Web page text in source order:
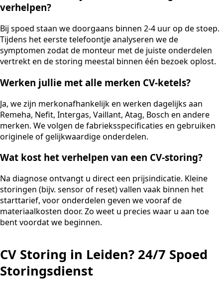
verhelpen?
Bij spoed staan we doorgaans binnen 2-4 uur op de stoep.
Tijdens het eerste telefoontje analyseren we de
symptomen zodat de monteur met de juiste onderdelen
vertrekt en de storing meestal binnen één bezoek oplost.
Werken jullie met alle merken CV-ketels?
Ja, we zijn merkonafhankelijk en werken dagelijks aan
Remeha, Nefit, Intergas, Vaillant, Atag, Bosch en andere
merken. We volgen de fabrieksspecificaties en gebruiken
originele of gelijkwaardige onderdelen.
Wat kost het verhelpen van een CV-storing?
Na diagnose ontvangt u direct een prijsindicatie. Kleine
storingen (bijv. sensor of reset) vallen vaak binnen het
starttarief, voor onderdelen geven we vooraf de
materiaalkosten door. Zo weet u precies waar u aan toe
bent voordat we beginnen.
CV Storing in Leiden? 24/7 Spoed
Storingsdienst